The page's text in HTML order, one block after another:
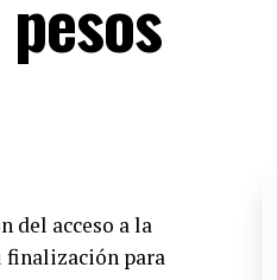
del acceso a la
finalización para